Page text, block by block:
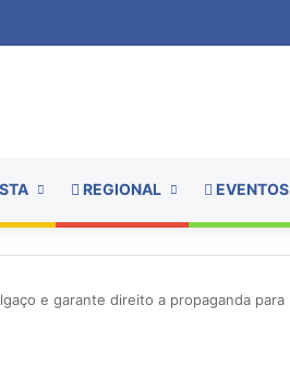
REGIONAL EVENTOS
e garante direito a propaganda para